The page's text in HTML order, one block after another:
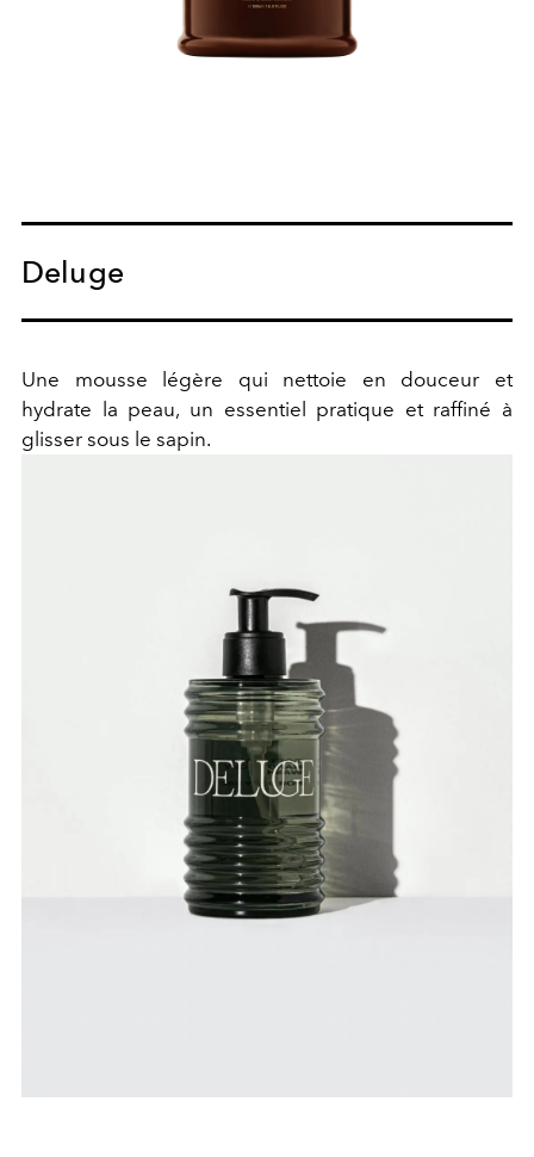
Deluge
Une mousse légère qui nettoie en douceur et
hydrate la peau, un essentiel pratique et raffiné à
glisser sous le sapin.